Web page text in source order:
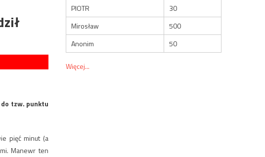
tzw. punktu
pięć minut (a
Manewr ten
PIOTR
30
Mirosław
500
Anonim
50
Więcej...